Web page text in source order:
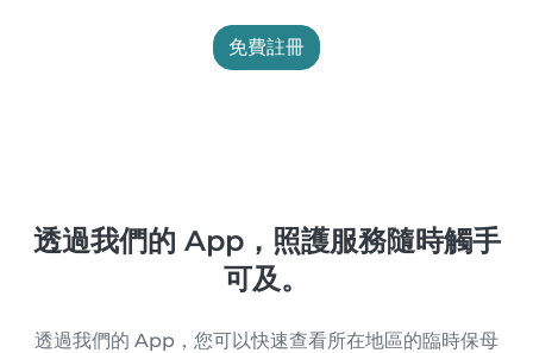
免費註冊
透過我們的 App，照護服務隨時觸手
可及。
透過我們的 App，您可以快速查看所在地區的臨時保母